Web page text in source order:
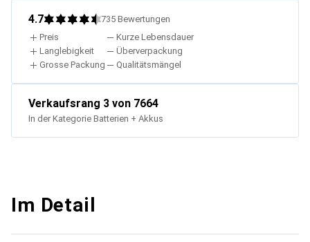
4.7 735 Bewertungen
Preis
Langlebigkeit
Grosse Packung
Kurze Lebensdauer
Überverpackung
Qualitätsmängel
Verkaufsrang 3 von 7664
In der Kategorie Batterien + Akkus
Im Detail